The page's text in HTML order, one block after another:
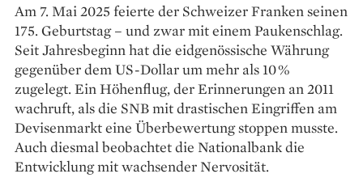
Am 7. Mai 2025 feierte der Schweizer Franken seinen
175. Geburtstag – und zwar mit einem Paukenschlag.
Seit Jahresbeginn hat die eidgenössische Währung
gegenüber dem US-Dollar um mehr als 10 %
zugelegt. Ein Höhenflug, der Erinnerungen an 2011
wachruft, als die SNB mit drastischen Eingriffen am
Devisenmarkt eine Überbewertung stoppen musste.
Auch diesmal beobachtet die Nationalbank die
Entwicklung mit wachsender Nervosität.